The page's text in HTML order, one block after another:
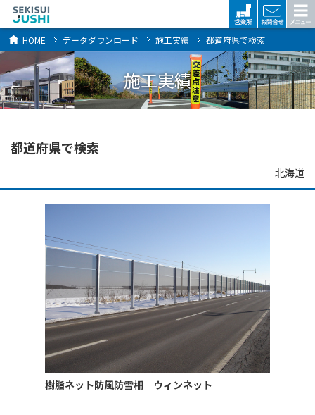
HOME データダウンロード 施工実績 都道府県で検索
施工実績
都道府県で検索
北海道
樹脂ネット防風防雪柵 ウィンネット